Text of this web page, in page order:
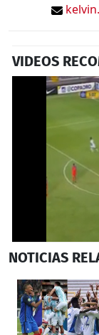
VIDEOS
seconds
1
minute,
14
seconds
NOTICIAS